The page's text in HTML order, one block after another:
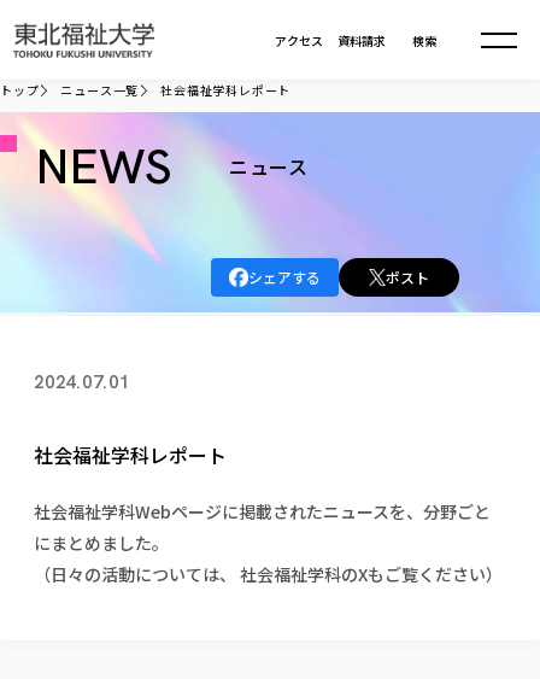
資料請求
アクセス 検索
大学について
学長室の窓
各種方針
大学の概要
学生・教職員・卒業生数
学則
校歌の歴史
校章・マーク・カラー
大学の取り組み
カリキュラム編成ガイドライン
本学のシラバスについて
情報公開
情報公開
寄附行為
学部・大学院
学部・大学院TOP
社会福祉学科
福祉行政学科
共生まちづくり学部
共生まちづくり学科
教育学部
教育学科
健康科学部
健康科学部
デジタルパンフ
進学相談会
就職状況
取得可能な資格・免許
課外活動
課外活動 TOP
体育会・運動サークル紹介
国際交流
トップ ニュース一覧 社会福祉学科レポート
NEWS ニュース
シェアする ポスト
2024.07.01
社会福祉学科レポート
社会福祉学科Webページに掲載されたニュースを、分野ごと
にまとめました。
（日々の活動については、 社会福祉学科のXもご覧ください）